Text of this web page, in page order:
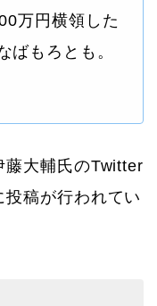
万円横領した
ばもろとも。
藤大輔氏のTwitter
稿が行われてい